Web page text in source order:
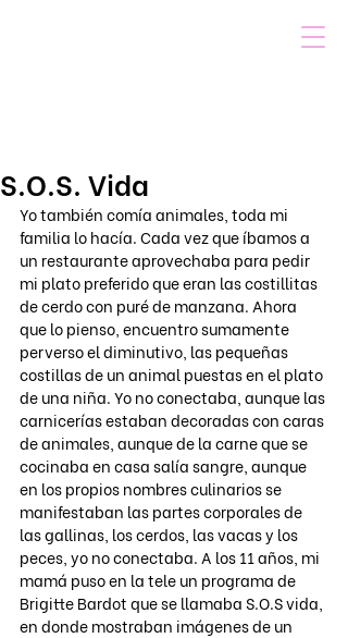
S.O.S. Vida
Yo también comía animales, toda mi
familia lo hacía. Cada vez que íbamos a
un restaurante aprovechaba para pedir
mi plato preferido que eran las costillitas
de cerdo con puré de manzana. Ahora
que lo pienso, encuentro sumamente
perverso el diminutivo, las pequeñas
costillas de un animal puestas en el plato
de una niña. Yo no conectaba, aunque las
carnicerías estaban decoradas con caras
de animales, aunque de la carne que se
cocinaba en casa salía sangre, aunque
en los propios nombres culinarios se
manifestaban las partes corporales de
las gallinas, los cerdos, las vacas y los
peces, yo no conectaba. A los 11 años, mi
mamá puso en la tele un programa de
Brigitte Bardot que se llamaba S.O.S vida,
en donde mostraban imágenes de un